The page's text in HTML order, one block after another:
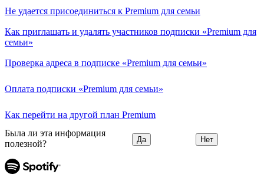
Не удается присоединиться к Premium для семьи
Как приглашать и удалять участников подписки «Premium для
семьи»
Проверка адреса в подписке «Premium для семьи»
Оплата подписки «Premium для семьи»
Как перейти на другой план Premium
Была ли эта информация
полезной?
Да Нет